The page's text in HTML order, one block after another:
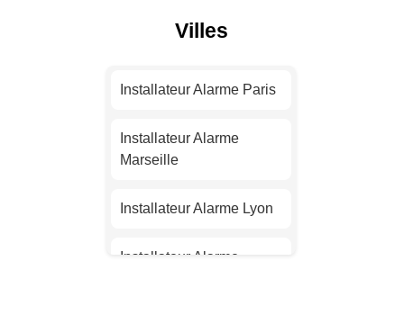
Villes
Installateur Alarme Paris
Installateur Alarme
Marseille
Installateur Alarme Lyon
Installateur Alarme